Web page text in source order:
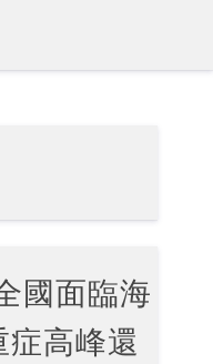
國面臨海
症高峰還